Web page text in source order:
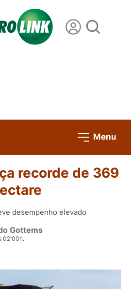
Menu
recorde de 369
desempenho elevado
Gottems
02:00h.